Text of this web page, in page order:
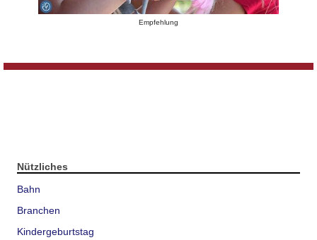
Empfehlung
Nützliches
Bahn
Branchen
Kindergeburtstag